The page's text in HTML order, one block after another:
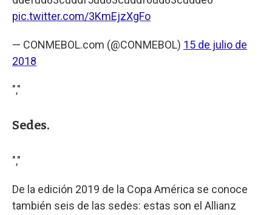
pic.twitter.com/3KmEjzXgFo
— CONMEBOL.com (@CONMEBOL) 15 de julio de
2018
","
Sedes.
","
De la edición 2019 de la Copa América se conoce
también seis de las sedes: estas son el Allianz